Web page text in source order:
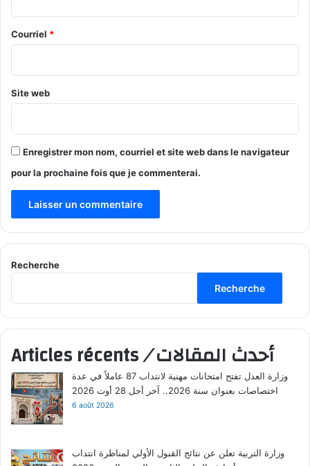
r
e
Courriel *
Site web
Enregistrer mon nom, courriel et site web dans le navigateur
pour la prochaine fois que je commenterai.
Recherche
Recherche
Articles récents/أحدث المقالات
وزارة العدل تفتح امتحانات مهنية لانتداب 87 عاملاً في عدة
اختصاصات بعنوان سنة 2026.. آخر أجل 28 أوت 2026
6 août 2026
وزارة التربية تعلن عن نتائج القبول الأولي لمناظرة انتداب